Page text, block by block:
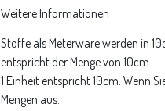
Weitere Informationen
Stoffe als Meterware werden in
entspricht der Menge von 10cm.
1 Einheit entspricht 10cm. Wenn
Mengen aus.